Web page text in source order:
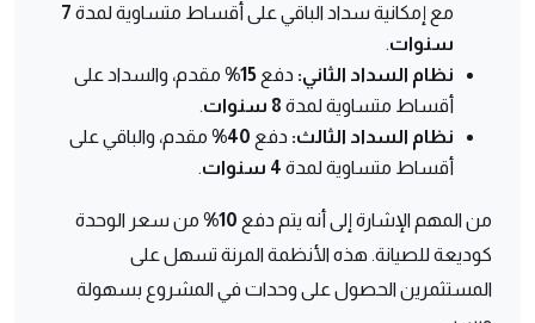
مع إمكانية سداد الباقي على أقساط متساوية لمدة 7
سنوات.
نظام السداد الثاني: دفع 15%
مقدم، والسداد على
أقساط متساوية لمدة
.
نظام السداد الثالث: دفع 40%
مقدم، والباقي على
أقساط متساوية لمدة 4 سنوات .
من المهم الإشارة إلى أنه يتم دفع 10%
من سعر الوحدة
كوديعة للصيانة. هذه الأنظمة المرنة تسهل على
المستثمرين الحصول على وحدات في المشروع بسهولة